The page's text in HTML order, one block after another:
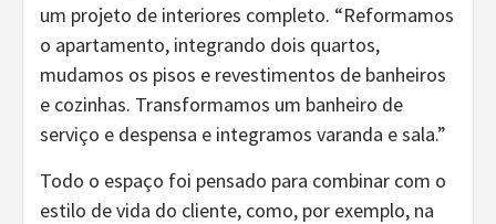
um projeto de interiores completo. “Reformamos
o apartamento, integrando dois quartos,
mudamos os pisos e revestimentos de banheiros
e cozinhas. Transformamos um banheiro de
serviço e despensa e integramos varanda e sala.”
Todo o espaço foi pensado para combinar com o
estilo de vida do cliente, como, por exemplo, na